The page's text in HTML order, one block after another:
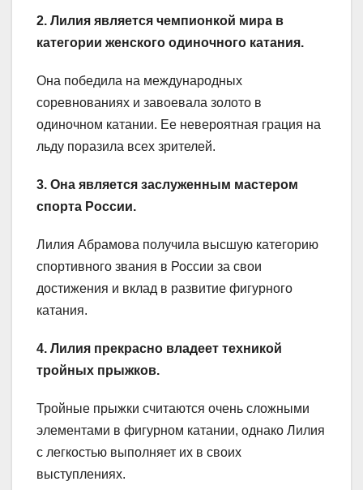
2. Лилия является чемпионкой мира в
категории женского одиночного катания.
Она победила на международных
соревнованиях и завоевала золото в
одиночном катании. Ее невероятная грация на
льду поразила всех зрителей.
3. Она является заслуженным мастером
спорта России.
Лилия Абрамова получила высшую категорию
спортивного звания в России за свои
достижения и вклад в развитие фигурного
катания.
4. Лилия прекрасно владеет техникой
тройных прыжков.
Тройные прыжки считаются очень сложными
элементами в фигурном катании, однако Лилия
с легкостью выполняет их в своих
выступлениях.